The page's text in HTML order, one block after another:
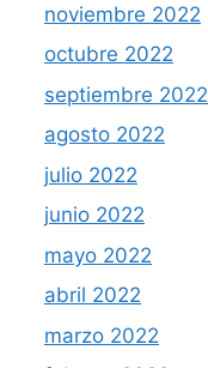
noviembre 2022
octubre 2022
septiembre 2022
agosto 2022
julio 2022
junio 2022
mayo 2022
abril 2022
marzo 2022